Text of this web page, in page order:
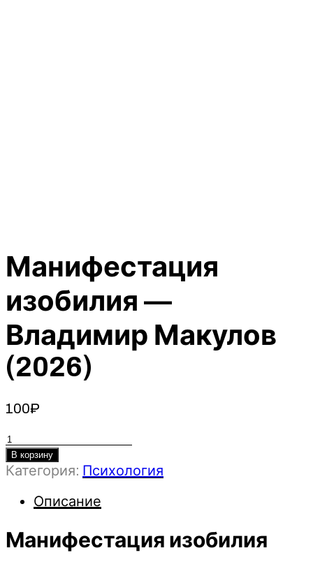
Манифестация
изобилия —
Владимир Макулов
(2026)
100₽
Количество
товара
Манифестация
Макулов
(2026)
В корзину
Категория: Психология
Описание
Манифестация изобилия